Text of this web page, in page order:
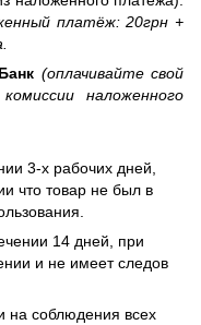
платёж: 20грн +
(оплачивайте свой
наложенного
3-х рабочих дней,
что товар не был в
14 дней, при
и не имеет следов
на соблюдения всех